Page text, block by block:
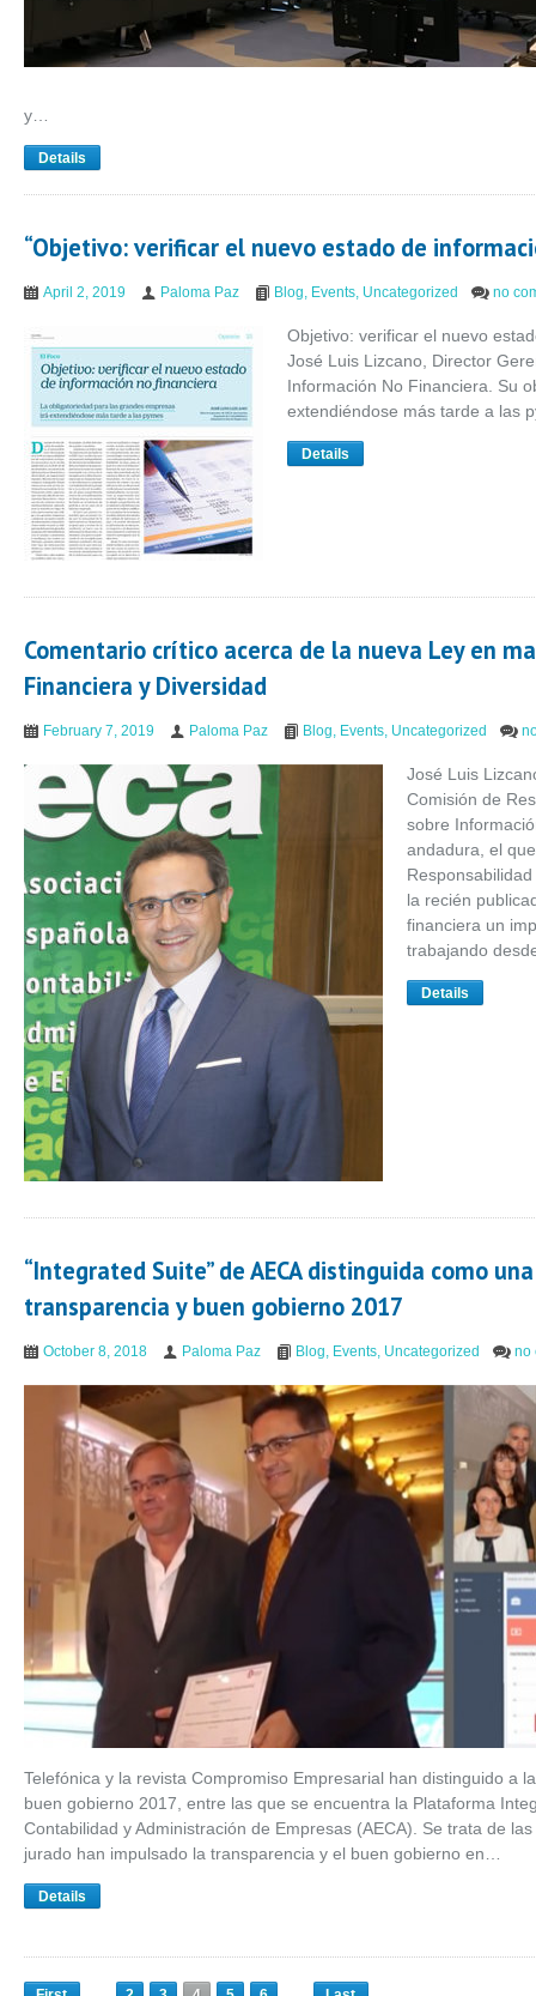
y…
Details
“Objetivo: verificar el nuevo estado de
April 2, 2019 Paloma Paz Blog, Events, Uncategorized no
Objetivo: verificar el nuevo
José Luis Lizcano, Director
Información No Financiera. Su
extendiéndose más tarde a las
Details
Comentario crítico acerca de la nueva Ley en
Financiera y Diversidad
February 7, 2019 Paloma Paz Blog, Events, Uncategorized
José Luis
Comisión de
sobre
andadura, el
la recién
financiera un
trabajando
Details
“Integrated Suite” de AECA distinguida como
transparencia y buen gobierno 2017
October 8, 2018 Paloma Paz Blog, Events, Uncategorized no
Telefónica y la revista Compromiso Empresarial han distinguido a
buen gobierno 2017, entre las que se encuentra la Plataforma
Contabilidad y Administración de Empresas (AECA). Se trata de
jurado han impulsado la transparencia y el buen gobierno en…
Details